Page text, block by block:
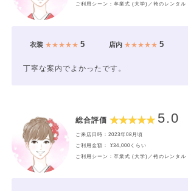
ご利用シーン：卒業式 (大学)／袴のレンタル
衣装★★★★★ 5 店内★★★★★ 5
丁寧な案内でよかったです。
総合評価 5.0
ご来店日時：2023年08月頃
ご利用金額： ¥34,000くらい
ご利用シーン：卒業式 (大学)／袴のレンタル